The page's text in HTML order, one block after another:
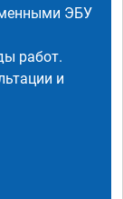
ЭБУ
работ.
и